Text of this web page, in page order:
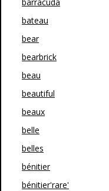
bateau
bear
bearbrick
beau
beautiful
beaux
belle
belles
bénitier
bénitier'rare'